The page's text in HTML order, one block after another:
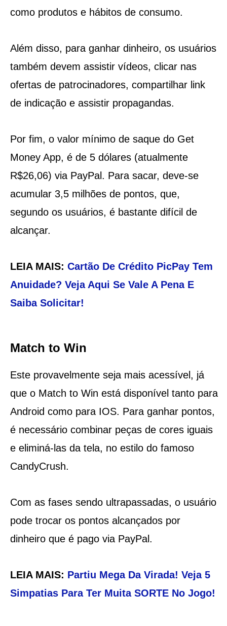
como produtos e hábitos de consumo.
Além disso, para ganhar dinheiro, os usuários
também devem assistir vídeos, clicar nas
ofertas de patrocinadores, compartilhar link
de indicação e assistir propagandas.
Por fim, o valor mínimo de saque do Get
Money App, é de 5 dólares (atualmente
R$26,06) via PayPal. Para sacar, deve-se
acumular 3,5 milhões de pontos, que,
segundo os usuários, é bastante difícil de
alcançar.
LEIA MAIS: Cartão De Crédito PicPay Tem
Anuidade? Veja Aqui Se Vale A Pena E
Saiba Solicitar!
Match to Win
Este provavelmente seja mais acessível, já
que o Match to Win está disponível tanto para
Android como para IOS. Para ganhar pontos,
é necessário combinar peças de cores iguais
e eliminá-las da tela, no estilo do famoso
CandyCrush.
Com as fases sendo ultrapassadas, o usuário
pode trocar os pontos alcançados por
dinheiro que é pago via PayPal.
LEIA MAIS: Partiu Mega Da Virada! Veja 5
Simpatias Para Ter Muita SORTE No Jogo!